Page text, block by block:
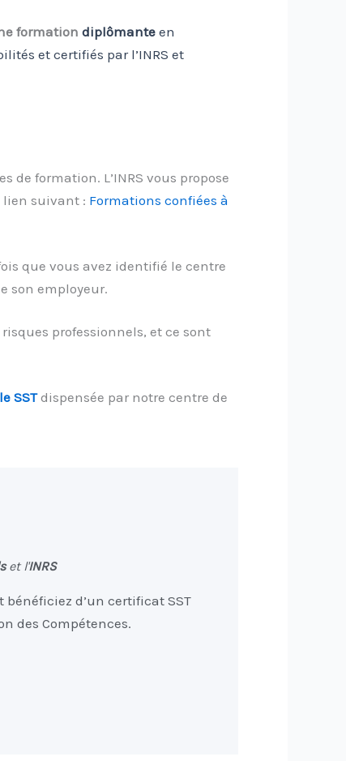
formation diplômante en
et certifiés par l’INRS et
de formation. L’INRS vous propose
lien suivant : Formations confiées à
que vous avez identifié le centre
son employeur.
professionnels, et ce sont
SSTdispensée par notre centre de
et l'INRS
d’un certificat SST
des Compétences.